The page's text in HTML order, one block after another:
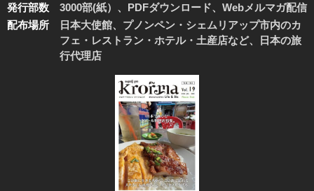
発行部数
3000部(紙）、PDFダウンロード、Webメルマガ配信
配布場所
日本大使館、プノンペン・シェムリアップ市内のカ
フェ・レストラン・ホテル・土産店など、日本の旅
行代理店